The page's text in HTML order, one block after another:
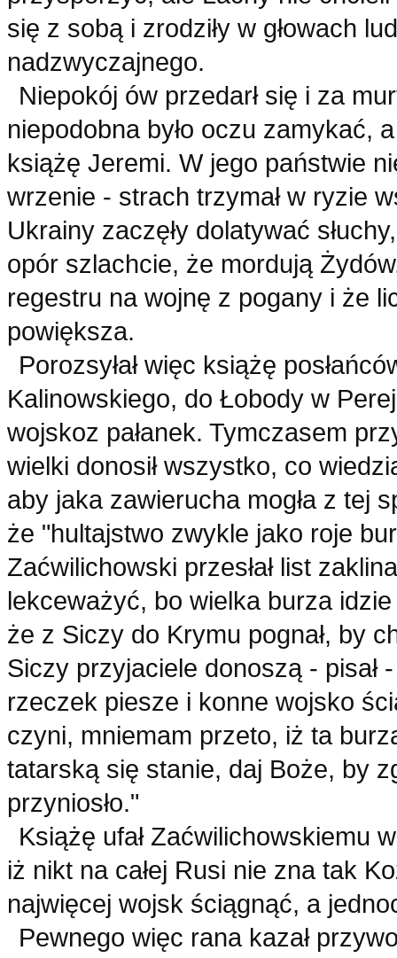
się z sobą i zrodziły w głowach
nadzwyczajnego.
Niepokój ów przedarł się i za
niepodobna było oczu zamykać,
książę Jeremi. W jego państwie
wrzenie - strach trzymał w ryzie
Ukrainy zaczęły dolatywać
opór szlachcie, że mordują
regestru na wojnę z pogany i że
powiększa.
Porozsyłał więc książę
Kalinowskiego, do Łobody w
wojskoz pałanek. Tymczasem
wielki donosił wszystko, co
aby jaka zawierucha mogła z tej
że "hultajstwo zwykle jako roje
Zaćwilichowski przesłał list
lekceważyć, bo wielka burza
że z Siczy do Krymu pognał, by
Siczy przyjaciele donoszą - pisał
rzeczek piesze i konne wojsko
czyni, mniemam przeto, iż ta
tatarską się stanie, daj Boże, by
przyniosło."
Książę ufał Zaćwilichowskiemu
iż nikt na całej Rusi nie zna tak
najwięcej wojsk ściągnąć, a
Pewnego więc rana kazał